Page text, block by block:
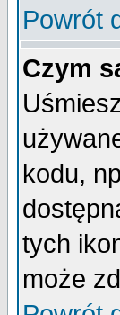
Powrót
Czym
kodu,
tych
może